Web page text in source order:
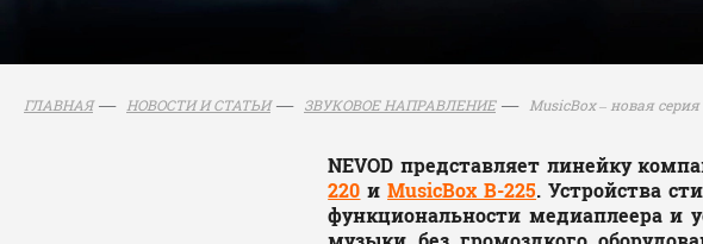
ГЛАВНАЯ НОВОСТИ И СТАТЬИ ЗВУКОВОЕ НАПРАВЛЕНИЕ MusicBox – новая
NEVOD представляет линейку
220 иMusicBox B-225. Устройства
функциональности медиаплеера и